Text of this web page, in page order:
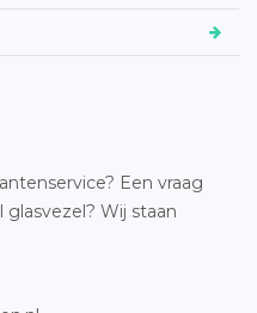
Een vraag
Wij staan